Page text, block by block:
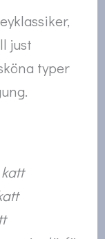
just
typer